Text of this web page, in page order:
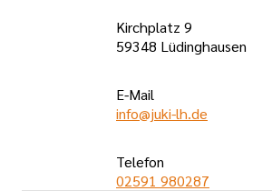
Kirchplatz 9
59348 Lüdinghausen
E-Mail
info@juki-lh.de
Telefon
02591 980287